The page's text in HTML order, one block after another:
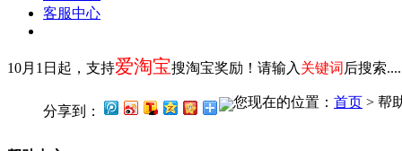
客服中心
10月1日起，支持爱淘宝搜淘宝奖励！请输入 关键词 后搜索....
分享到：
您现在的位置： 首页 > 帮